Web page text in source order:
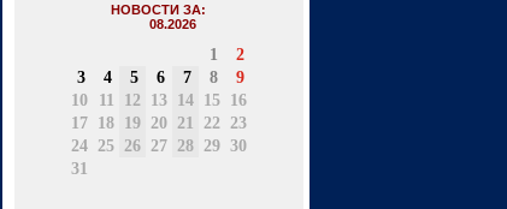
НОВОСТИ ЗА:
08.2026
1
2
3
4 5 6 7 8
9
10
11 12 13 14 15
16
17
18 19 20 21 22 23
24 25 26 27 28 29 30
31